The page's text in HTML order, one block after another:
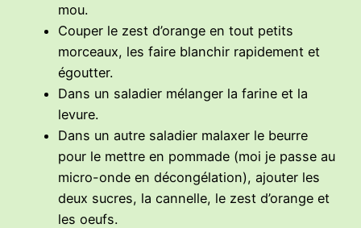
mou.
Couper le zest d’orange en tout petits
morceaux, les faire blanchir rapidement et
égoutter.
Dans un saladier mélanger la farine et la
levure.
Dans un autre saladier malaxer le beurre
pour le mettre en pommade (moi je passe au
micro-onde en décongélation), ajouter les
deux sucres, la cannelle, le zest d’orange et
les oeufs.